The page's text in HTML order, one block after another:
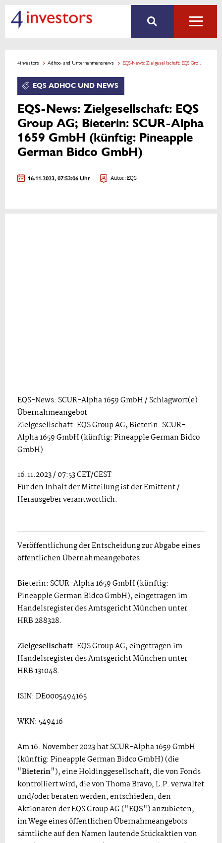
4investors Adhoc- und Unternehmensnews EQS-News: Zielgesellschaft: EQS Group AG; Bieterin: SCUR-Alpha 1659 GmbH (künftig: Pineapple German Bidco GmbH)
EQS ADHOC UND NEWS
EQS-News: Zielgesellschaft: EQS
Group AG; Bieterin: SCUR-Alpha
1659 GmbH (künftig: Pineapple
German Bidco GmbH)
16.11.2023, 07:53:06 Uhr Autor: EQS
EQS-News: SCUR-Alpha 1659 GmbH / Schlagwort(e):
Übernahmeangebot
Zielgesellschaft: EQS Group AG; Bieterin: SCUR-
Alpha 1659 GmbH (künftig: Pineapple German Bidco
GmbH)
16.11.2023 / 07:53 CET/CEST
Für den Inhalt der Mitteilung ist der Emittent /
Herausgeber verantwortlich.
Veröffentlichung der Entscheidung zur Abgabe eines
öffentlichen Übernahmeangebotes
Bieterin: SCUR-Alpha 1659 GmbH (künftig:
Pineapple German Bidco GmbH), eingetragen im
Handelsregister des Amtsgericht München unter
HRB 288328.
Zielgesellschaft: EQS Group AG, eingetragen im
Handelsregister des Amtsgericht München unter
HRB 131048.
ISIN: DE0005494165
WKN: 549416
Am 16. November 2023 hat SCUR-Alpha 1659 GmbH
(künftig: Pineapple German Bidco GmbH) (die
"Bieterin"), eine Holdinggesellschaft, die von Fonds
kontrolliert wird, die von Thoma Bravo, L.P. verwaltet
und/oder beraten werden, entschieden, den
Aktionären der EQS Group AG ("EQS") anzubieten,
im Wege eines öffentlichen Übernahmeangebots
sämtliche auf den Namen lautende Stückaktien von